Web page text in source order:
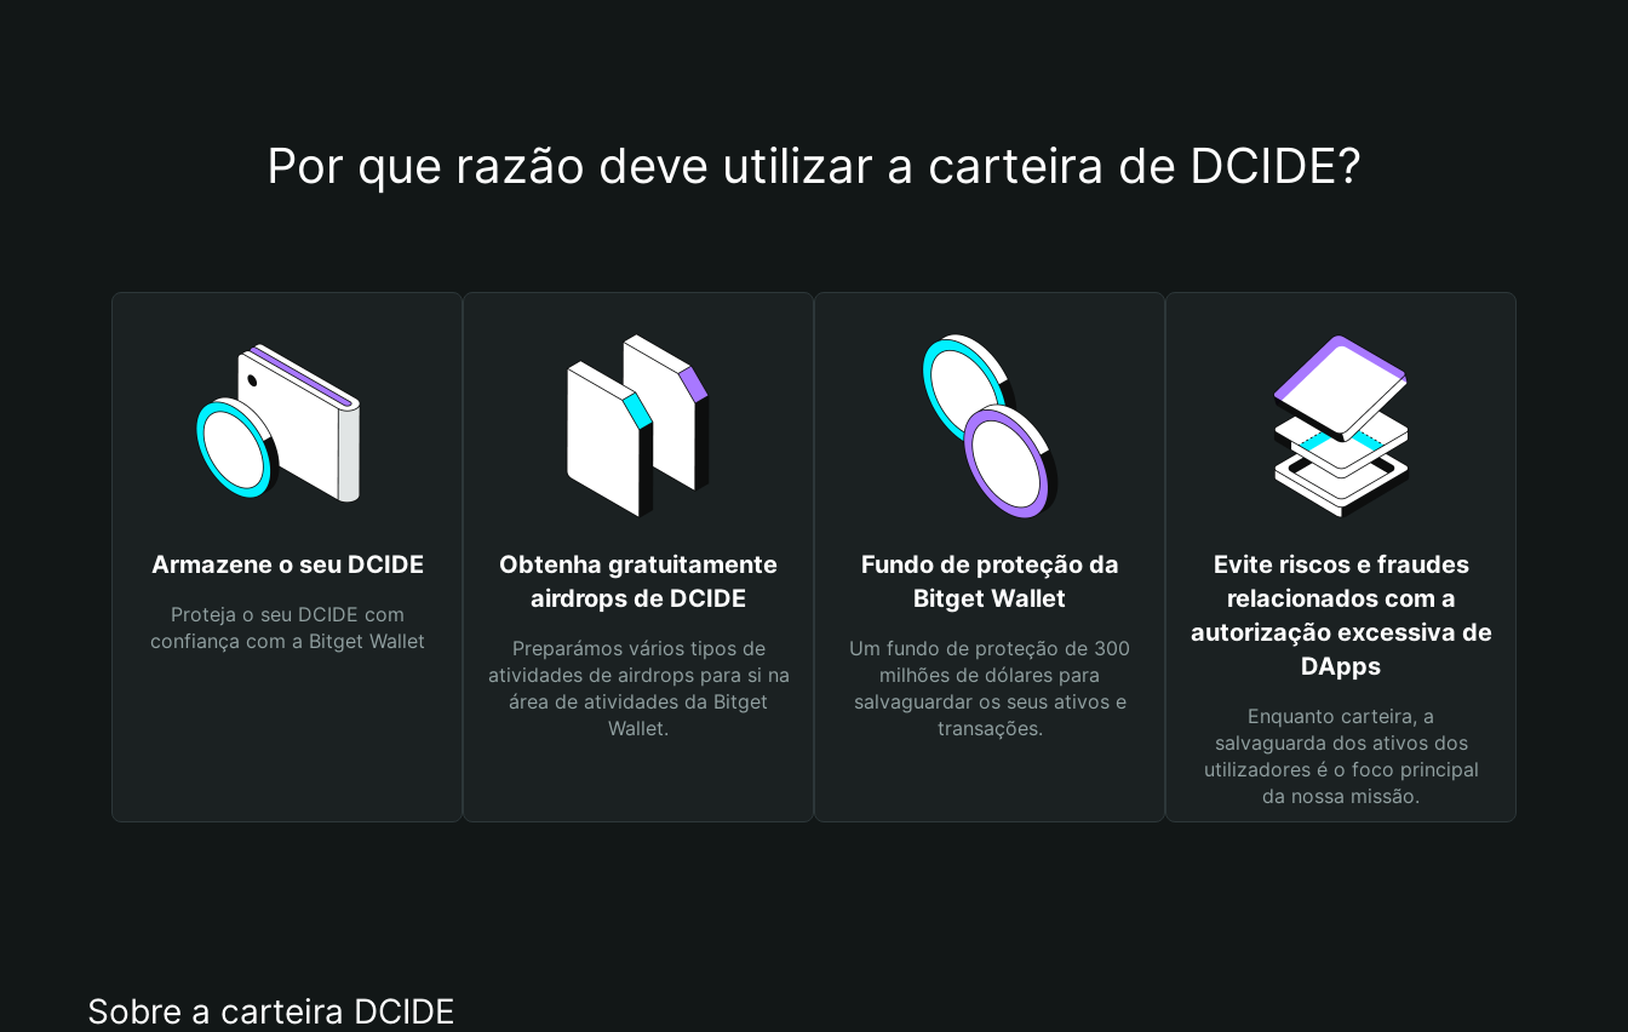
Por que razão deve utilizar a carteira de DCIDE?
Armazene o seu DCIDE
Proteja o seu DCIDE com
confiança com a Bitget Wallet
Obtenha gratuitamente
airdrops de DCIDE
Preparámos vários tipos de
atividades de airdrops para si na
área de atividades da Bitget
Wallet.
Fundo de proteção da
Bitget Wallet
Um fundo de proteção de 300
milhões de dólares para
salvaguardar os seus ativos e
transações.
Evite riscos e fraudes
relacionados com a
autorização excessiva de
DApps
Enquanto carteira, a
salvaguarda dos ativos dos
utilizadores é o foco principal
da nossa missão.
Sobre a carteira DCIDE